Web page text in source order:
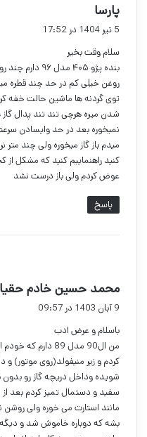
پارسا
ف
:
5 تیر 1404 در 17:52
سلام وقت بخیر
بنده پژو ۴۰۵
روغن خیلی کم در حد چند قطره
توی گردنه ها ماشین حالت
شدن میره هرچی تند تند پدال گاز
نمیخوره بعد در حد وایسادن
میدم باز گاز میخوره ولی چند
کنید راهنماییم کنید که مشکل
عوض کردم ولی باز درست نشد
پاسخ
محمد حسین خادم
9 آبان 1403 در 09:57
باسلام و عرض ادب
من ال90 مدل 89
کردم و زیر منیفولد(روی موتور) و
شویده وداخل دریچه گاز رو بدون
سفید و دستمال تمیز کردم بعد
مانند استارت می خوره ولی
بشه که دوباره خاموش شد و